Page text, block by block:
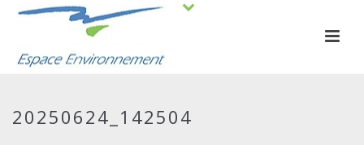
20250624_142504